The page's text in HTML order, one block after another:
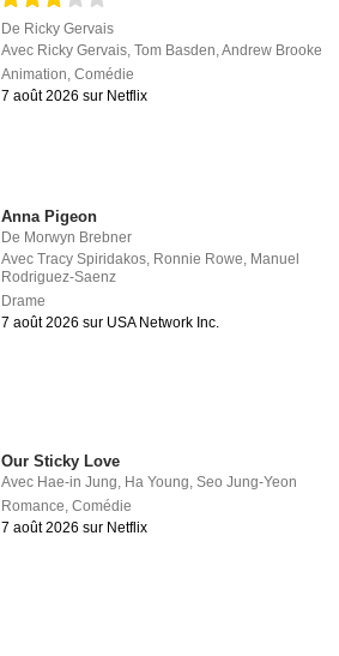
De Ricky Gervais
Avec Ricky Gervais,Tom Basden,Andrew Brooke
Animation,Comédie
7 août 2026 sur Netflix
Anna Pigeon
De Morwyn Brebner
AvecTracy Spiridakos, Ronnie Rowe, Manuel
Rodriguez-Saenz
Drame
7 août 2026 sur USA Network Inc.
Our Sticky Love
Avec Hae-in Jung Ha Young ,Seo Jung-Yeon
Romance ,Comédie
7 août 2026 sur Netflix